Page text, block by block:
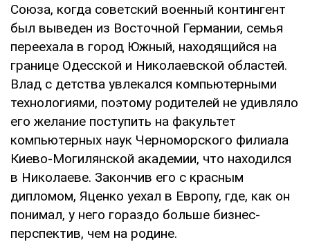
Союза, когда советский военный контингент
был выведен из Восточной Германии, семья
переехала в город Южный, находящийся на
границе Одесской и Николаевской областей.
Влад с детства увлекался компьютерными
технологиями, поэтому родителей не удивляло
его желание поступить на факультет
компьютерных наук Черноморского филиала
Киево-Могилянской академии, что находился
в Николаеве. Закончив его с красным
дипломом, Яценко уехал в Европу, где, как он
понимал, у него гораздо больше бизнес-
перспектив, чем на родине.